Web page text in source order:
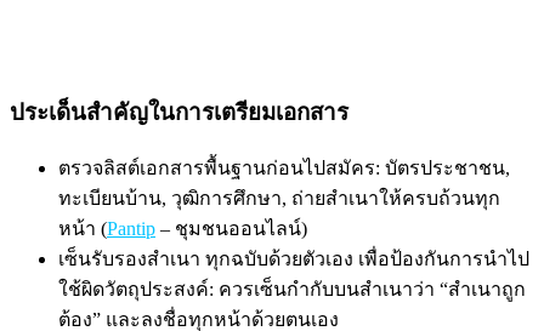
ประเด็นสำคัญในการเตรียมเอกสาร
ตรวจลิสต์เอกสารพื้นฐานก่อนไปสมัคร: บัตรประชาชน,
ทะเบียนบ้าน, วุฒิการศึกษา, ถ่ายสำเนาให้ครบถ้วนทุก
หน้า (Pantip – ชุมชนออนไลน์)
เซ็นรับรองสำเนา ทุกฉบับด้วยตัวเอง เพื่อป้องกันการนำไป
ใช้ผิดวัตถุประสงค์: ควรเซ็นกำกับบนสำเนาว่า “สำเนาถูก
ต้อง” และลงชื่อทุกหน้าด้วยตนเอง